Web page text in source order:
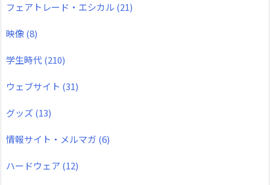
フェアトレード・エシカル (21)
映像(8)
学生時代(210)
ウェブサイト (31)
グッズ (13)
情報サイト・メルマガ (6)
ハードウェア (12)